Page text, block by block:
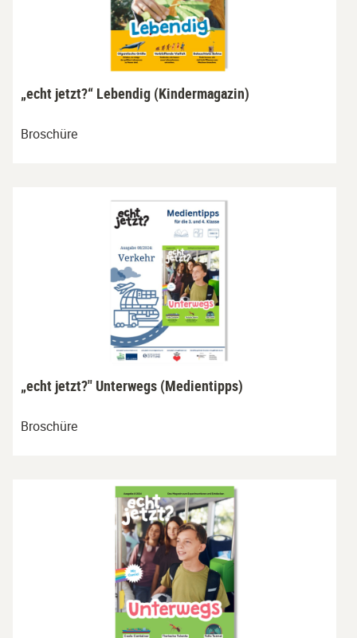
„echt jetzt?“ Lebendig (Kindermagazin)
Broschüre
„echt jetzt?" Unterwegs (Medientipps)
Broschüre